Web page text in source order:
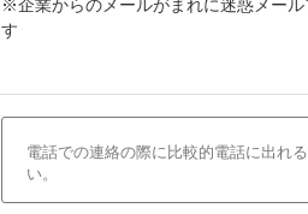
※企業からのメールがまれに迷惑メー
す